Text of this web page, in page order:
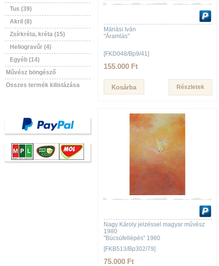
Tus (39)
Akril (8)
Zsírkréta, kréta (15)
Heliogravűr (4)
Egyéb (14)
Művész böngésző
Összes termék kilistázása
Máriási Iván
"Áramlás"
[FKD048/Bp9/41]
155.000 Ft
Részletek
Nagy Károly jelzéssel magyar művész
1980
"Búcsúfellépés" 1980
[FKB513/Bp302/79]
75.000 Ft